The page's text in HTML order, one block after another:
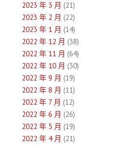
2023 年 3 月 (21)
2023 年 2 月 (22)
2023 年 1 月 (14)
2022 年 12 月 (38)
2022 年 11 月 (64)
2022 年 10 月 (30)
2022 年 9 月 (19)
2022 年 8 月 (11)
2022 年 7 月 (12)
2022 年 6 月 (26)
2022 年 5 月 (19)
2022 年 4 月 (21)